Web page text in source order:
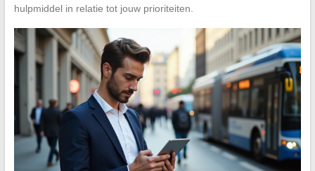
hulpmiddel in relatie tot jouw prioriteiten.